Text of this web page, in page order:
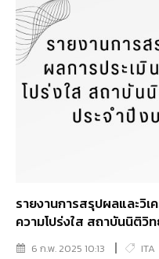
รายงานการสรุปผลและวิเ
ความโปร่งใส สถาบันนิติวิ
ปีงบประมาณ 2567
6 ก.พ. 2025 10:13 ITA